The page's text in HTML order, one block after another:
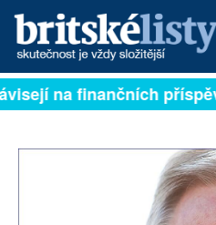
PŘIHLÁSIT
na finančních